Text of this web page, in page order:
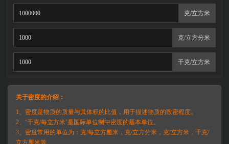
克/立方米
克/立方分米
千克/立方米
关于密度的介绍：
1、密度是物质的质量与其体积的比值，用于描述物质的致密程度。
2、‘千克/每立方米’是国际单位制中密度的基本单位。
3、密度常用的单位为：克/每立方厘米，克/立方分米，克/立方米，千克/
立方厘米等。